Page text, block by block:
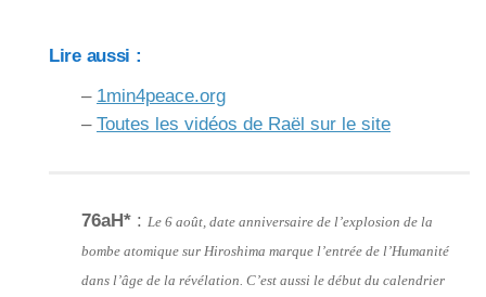
Lire aussi :
– 1min4peace.org
– Toutes les vidéos de Raël sur le site
76aH* : Le 6 août, date anniversaire de l’explosion de la
bombe atomique sur Hiroshima marque l’entrée de l’Humanité
dans l’âge de la révélation. C’est aussi le début du calendrier